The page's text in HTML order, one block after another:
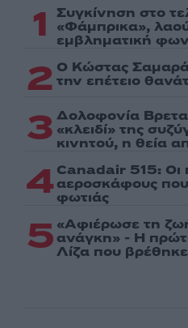
1 Συγκίνηση στο
«Φάμπρικα»,
εμβληματική
2 Ο Κώστας
την επέτειο
3 Δολοφονία
«κλειδί» της
κινητού, η θεία
4 Canadair 515: Οι
αεροσκάφους που
φωτιάς
5 «Αφιέρωσε τη
ανάγκη» - Η
Λίζα που